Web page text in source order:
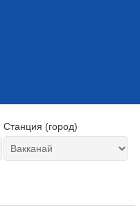
Станция (город)